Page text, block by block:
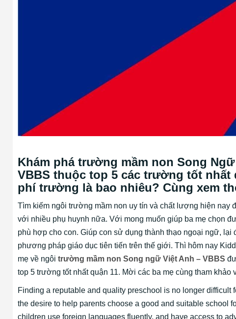
Khám phá trường mầm non Song
VBBS thuộc top 5 các trường tốt nhất
phí trường là bao nhiêu? Cùng xem
Tìm kiếm ngôi trường mầm non uy tín và chất lượng hiện nay
với nhiều phụ huynh nữa. Với mong muốn giúp ba mẹ chọn
phù hợp cho con. Giúp con sử dụng thành thạo ngoại ngữ, lại
phương pháp giáo dục tiên tiến trên thế giới. Thì hôm nay
mẹ về ngôi trường mầm non Song ngữ Việt Anh – VBBS
top 5 trường tốt nhất quận 11. Mời các ba mẹ cùng tham khảo
Finding a reputable and quality preschool is no longer difficult
the desire to help parents choose a good and suitable school
children use foreign languages ​​fluently, and have access to